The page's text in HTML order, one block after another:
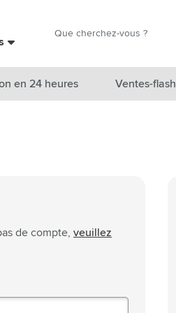
Sacs & Voyage
Produits de soin
en 24 heures Ventes-flash
de compte, veuillez